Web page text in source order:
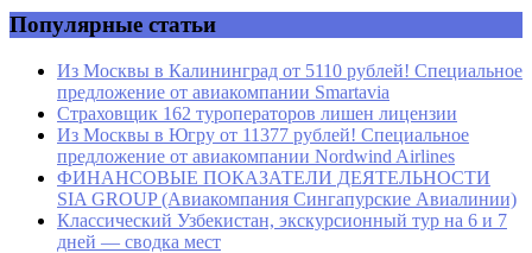
Популярные статьи
Из Москвы в Калининград от 5110 рублей! Специальное
предложение от авиакомпании Smartavia
Страховщик 162 туроператоров лишен лицензии
Из Москвы в Югру от 11377 рублей! Специальное
предложение от авиакомпании Nordwind Airlines
ФИНАНСОВЫЕ ПОКАЗАТЕЛИ ДЕЯТЕЛЬНОСТИ
SIA GROUP (Авиакомпания Сингапурские Авиалинии)
Классический Узбекистан, экскурсионный тур на 6 и 7
дней — сводка мест